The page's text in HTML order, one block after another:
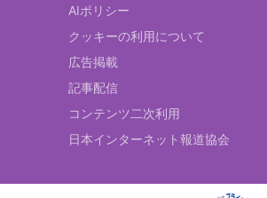
AIポリシー
クッキーの利用について
広告掲載
記事配信
コンテンツ二次利用
日本インターネット報道協会